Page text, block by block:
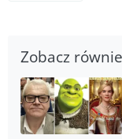
Zobacz